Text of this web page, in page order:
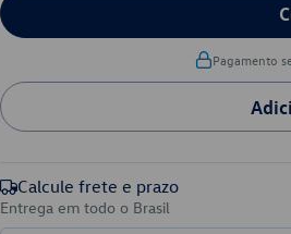
Pagamento
Calcule frete e prazo
Entrega em todo o Brasil